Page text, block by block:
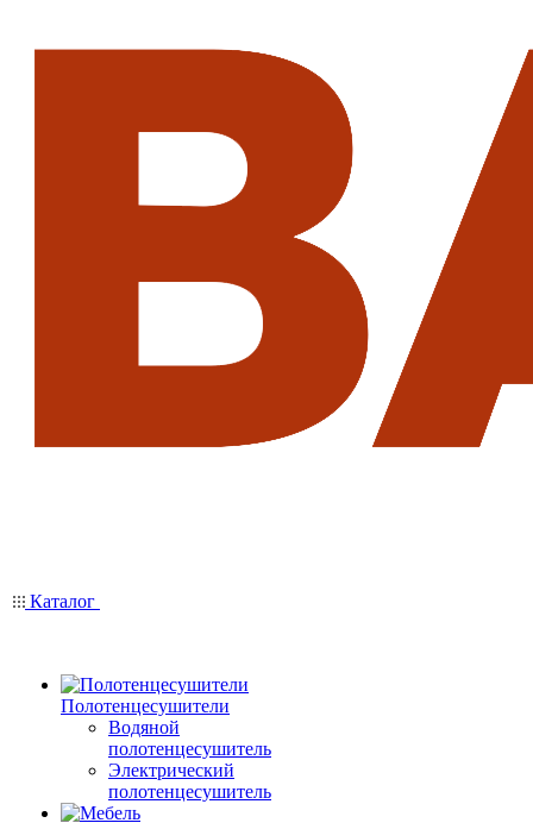
Каталог
Полотенцесушители
Водяной
полотенцесушитель
Электрический
полотенцесушитель